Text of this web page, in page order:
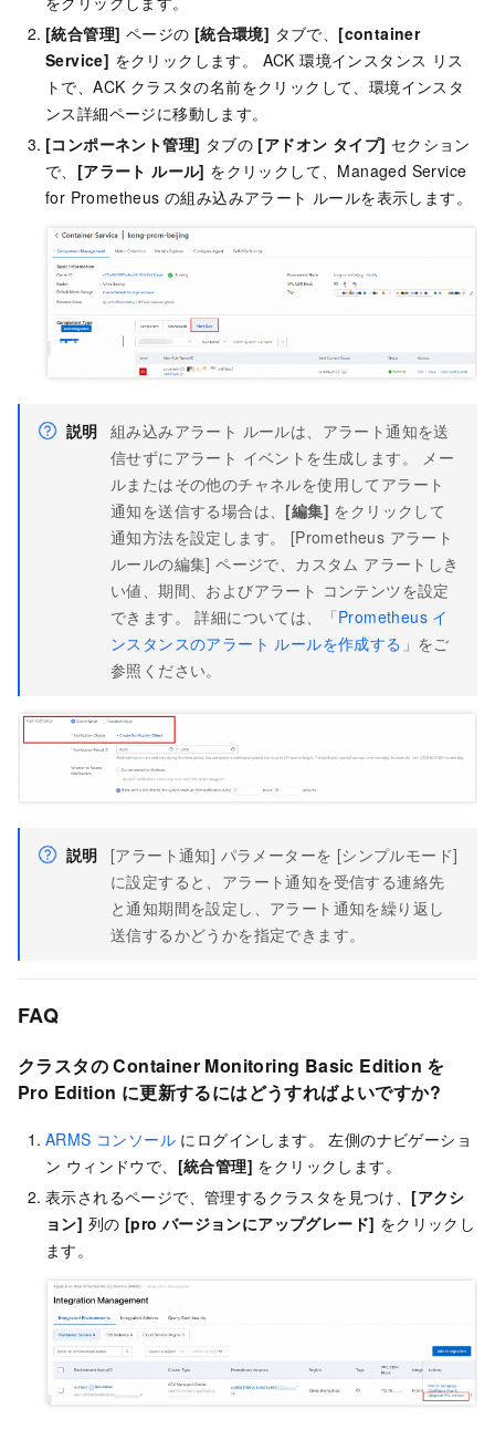
[統合管理] ページの [統合環境] タブで、 [container
Service] をクリックします。 ACK 環境インスタンス リス
トで、ACK クラスタの名前をクリックして、環境インスタ
ンス詳細ページに移動します。
[コンポーネント管理] タブの [アドオン タイプ] セクション
で、 [アラート ルール] をクリックして、Managed Service
for Prometheus の組み込みアラート ルールを表示します。
説明 組み込みアラート ルールは、アラート通知を送
信せずにアラート イベントを生成します。 メー
ルまたはその他のチャネルを使用してアラート
通知を送信する場合は、 [編集] をクリックして
通知方法を設定します。 [Prometheus アラート
ルールの編集] ページで、カスタム アラートしき
い値、期間、およびアラート コンテンツを設定
できます。 詳細については、「Prometheus イ
ンスタンスのアラート ルールを作成する 」をご
参照ください。
説明
[アラート通知] パラメーターを [シンプルモード]
に設定すると、アラート通知を受信する連絡先
と通知期間を設定し、アラート通知を繰り返し
送信するかどうかを指定できます。
FAQ
クラスタの Container Monitoring Basic Edition を
Pro Edition に更新するにはどうすればよいですか?
ARMS コンソール にログインします。 左側のナビゲーショ
ン ウィンドウで、 [統合管理] をクリックします。
表示されるページで、管理するクラスタを見つけ、 [アクシ
ョン] 列の [pro バージョンにアップグレード] をクリックし
ます。